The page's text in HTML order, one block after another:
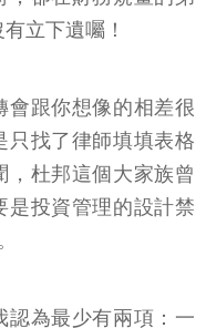
立下遺囑！
會跟你想像的相差很
只找了律師填填表格
，杜邦這個大家族曾
是投資管理的設計禁
認為最少有兩項：一